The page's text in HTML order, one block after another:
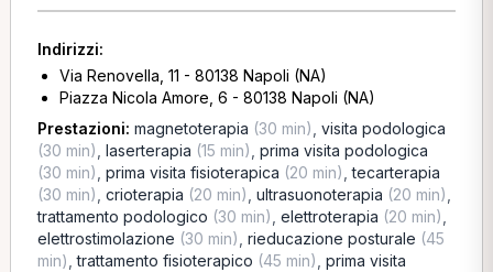
Indirizzi:
Via Renovella, 11 - 80138 Napoli (NA)
Piazza Nicola Amore, 6 - 80138 Napoli (NA)
Prestazioni: magnetoterapia (30 min) visita podologica
(30 min) laserterapia (15 min) prima visita podologica
(30 min) prima visita fisioterapica (20 min) ,tecarterapia
(30 min) crioterapia (20 min) ultrasuonoterapia (20 min)
trattamento podologico (30 min) elettroterapia (20 min)
elettrostimolazione (30 min) rieducazione posturale (45
min) ,trattamento fisioterapico (45 min) prima visita